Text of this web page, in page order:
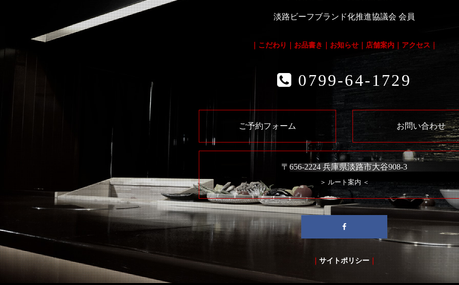
淡路ビーフブランド化推進協議会 会員
こだわり お品書き お知らせ 店舗案内 アクセス
0799-64-1729
ご予約フォーム お問い合わせ
〒656-2224 兵庫県淡路市大谷908-3
＞ ルート案内 ＜
｜サイトポリシー｜